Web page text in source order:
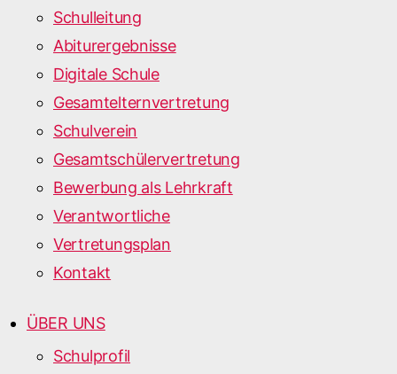
Schulleitung
Abiturergebnisse
Digitale Schule
Gesamtelternvertretung
Schulverein
Gesamtschülervertretung
Bewerbung als Lehrkraft
Verantwortliche
Vertretungsplan
Kontakt
ÜBER UNS
Schulprofil